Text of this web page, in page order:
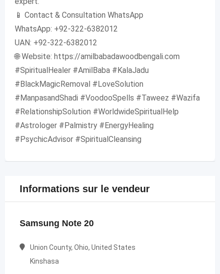
📱 Contact & Consultation WhatsApp
WhatsApp: +92-322-6382012
UAN: +92-322-6382012
🌐 Website: https://amilbabadawoodbengali.com
#SpiritualHealer #AmilBaba #KalaJadu
#BlackMagicRemoval #LoveSolution
#ManpasandShadi #VoodooSpells #Taweez #Wazifa
#RelationshipSolution #WorldwideSpiritualHelp
#Astrologer #Palmistry #EnergyHealing
#PsychicAdvisor #SpiritualCleansing
Informations sur le vendeur
Samsung Note 20
Union County, Ohio, United States
Kinshasa